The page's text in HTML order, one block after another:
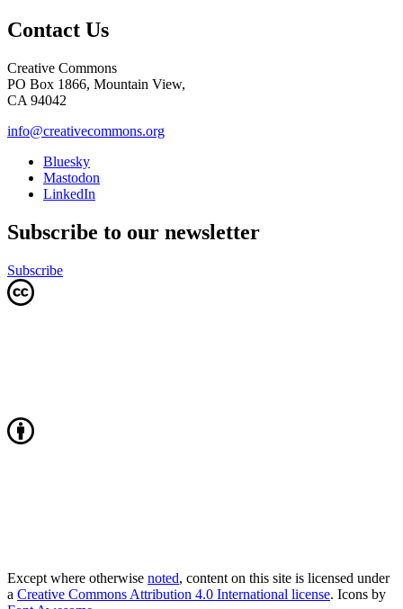
Contact Us
Creative Commons
PO Box 1866, Mountain View,
CA 94042
info@creativecommons.org
Bluesky
Mastodon
LinkedIn
Subscribe to our newsletter
Subscribe
Except where otherwise noted, content on this site is licensed under
a Creative Commons Attribution 4.0 International license. Icons by